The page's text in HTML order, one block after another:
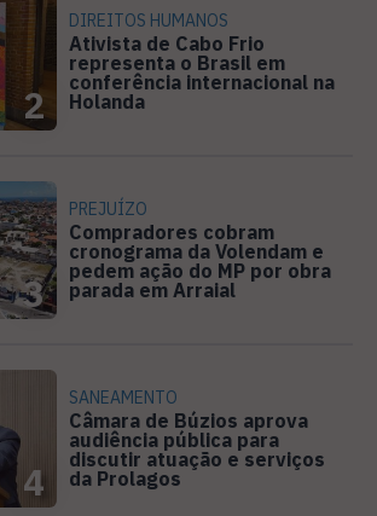
2
DIREITOS HUMANOS
Ativista de Cabo Frio
representa o Brasil em
conferência internacional na
Holanda
3
PREJUÍZO
Compradores cobram
cronograma da Volendam e
pedem ação do MP por obra
parada em Arraial
4
SANEAMENTO
Câmara de Búzios aprova
audiência pública para
discutir atuação e serviços
da Prolagos